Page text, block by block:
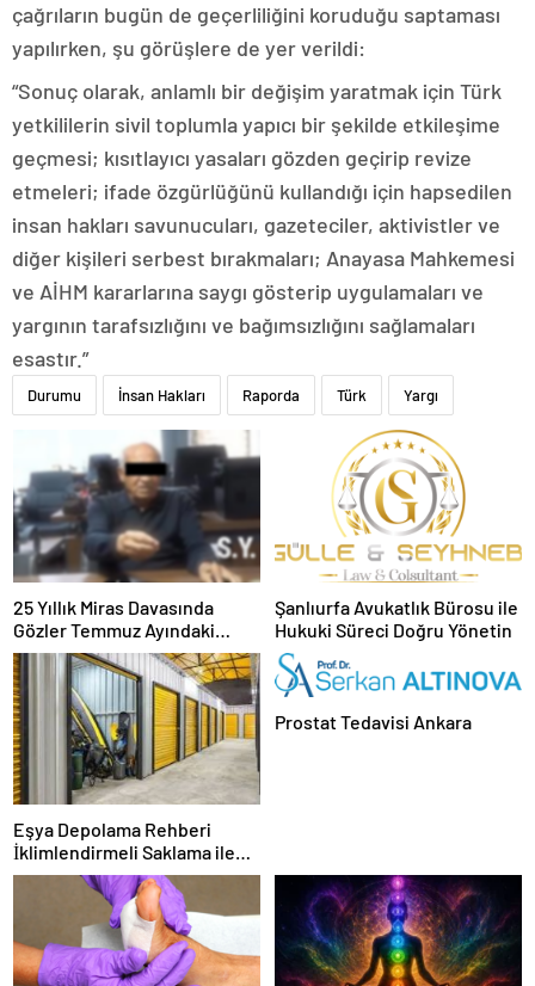
çağrıların bugün de geçerliliğini koruduğu saptaması
yapılırken, şu görüşlere de yer verildi:
“Sonuç olarak, anlamlı bir değişim yaratmak için Türk
yetkililerin sivil toplumla yapıcı bir şekilde etkileşime
geçmesi; kısıtlayıcı yasaları gözden geçirip revize
etmeleri; ifade özgürlüğünü kullandığı için hapsedilen
insan hakları savunucuları, gazeteciler, aktivistler ve
diğer kişileri serbest bırakmaları; Anayasa Mahkemesi
ve AİHM kararlarına saygı gösterip uygulamaları ve
yargının tarafsızlığını ve bağımsızlığını sağlamaları
esastır.”
Durumu İnsan Hakları Raporda Türk Yargı
25 Yıllık Miras Davasında
Gözler Temmuz Ayındaki
Karar Duruşmasına Çevrildi
Şanlıurfa Avukatlık Bürosu ile
Hukuki Süreci Doğru Yönetin
Eşya Depolama Rehberi
İklimlendirmeli Saklama ile
Güvenli Kullanım
Prostat Tedavisi Ankara